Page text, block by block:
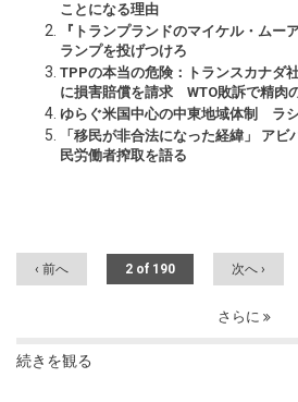
ことになる理由
『トランプランドのマイケル・ムー
ランプを投げつけろ
TPPの本当の危険：トランスカナダ
に損害賠償を請求 WTO敗訴で精肉
ゆらぐ米国中心の中東地域体制 ラ
「移民が非合法になった経緯」 ア
民労働者搾取を語る
‹ 前へ 2 of 190 次へ ›
さらに
続きを観る